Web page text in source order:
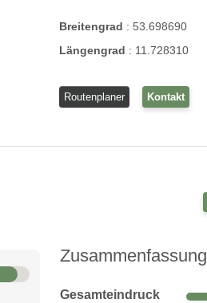
Breitengrad :53.698690
Längengrad : 11.728310
Routenplaner Kontakt
Zusammenfassung
Gesamteindruck